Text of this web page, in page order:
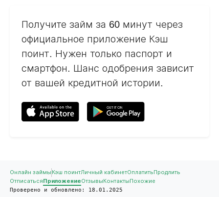
Получите займ за 60 минут через
официальное приложение Кэш
поинт. Нужен только паспорт и
смартфон. Шанс одобрения зависит
от вашей кредитной истории.
Онлайн займы Кэш поинтЛичный кабинетОплатитьПродлить
ОтписатьсяПриложениеОтзывыКонтактыПохожие
Проверено и обновлено: 18.01.2025